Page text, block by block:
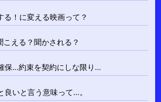
！に変える映画って？
える？聞かされる？
保…約束を契約にしな限り…
いと言う意味って…。